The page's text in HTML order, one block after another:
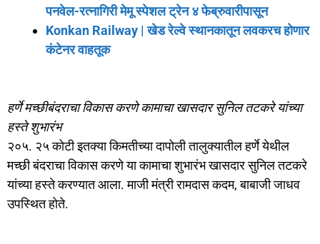
पनवेल-रत्नागिरी मेमू स्पेशल ट्रेन ४ फेब्रुवारीपासून
Konkan Railway | खेड रेल्वे स्थानकातून लवकरच होणार
कंटेनर वाहतूक
हर्णे मच्छीबंदराचा विकास करणे कामाचा खासदार सुनिल तटकरे यांच्या
हस्ते शुभारंभ
२०५. २५ कोटी इतक्या किमतीच्या दापोली तालुक्यातील हर्णे येथील
मच्छी बंदराचा विकास करणे या कामाचा शुभारंभ खासदार सुनिल तटकरे
यांच्या हस्ते करण्यात आला. माजी मंत्री रामदास कदम, बाबाजी जाधव
उपस्थित होते.